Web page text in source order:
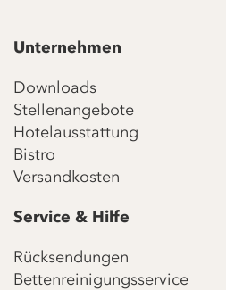
Unternehmen
Downloads
Stellenangebote
Hotelausstattung
Bistro
Versandkosten
Service & Hilfe
Rücksendungen
Bettenreinigungsservice